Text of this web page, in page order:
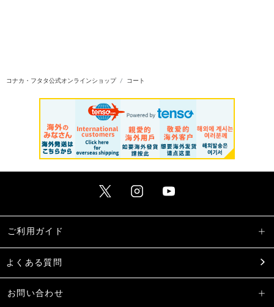
コナカ・フタタ公式オンラインショップ コート
ご利用ガイド
よくある質問
お問い合わせ